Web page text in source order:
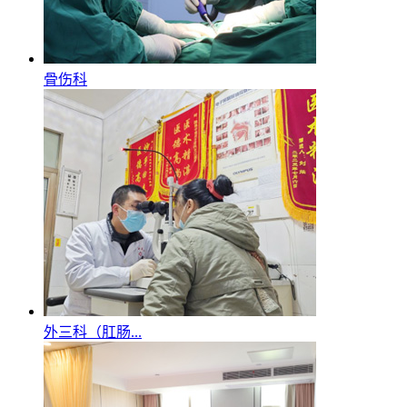
骨伤科
外三科（肛肠...